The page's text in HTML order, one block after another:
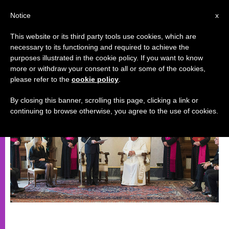
EVENTI SPECIALI
x
Notice
This website or its third party tools use cookies, which are
necessary to its functioning and required to achieve the
purposes illustrated in the cookie policy. If you want to know
more or withdraw your consent to all or some of the cookies,
please refer to the cookie policy
By closing this banner, scrolling this page, clicking a link or
continuing to browse otherwise, you agree to the use of cookies.